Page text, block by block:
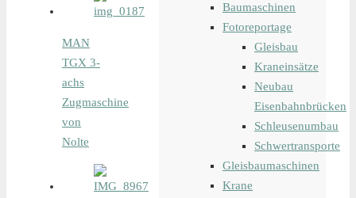
MAN
TGX 3-
achs
Zugmaschine
von
Nolte
Baumaschinen
Fotoreportage
Gleisbau
Kraneinsätze
Neubau
Eisenbahnbrücken
Schleusenumbau
Schwertransporte
Gleisbaumaschinen
Krane